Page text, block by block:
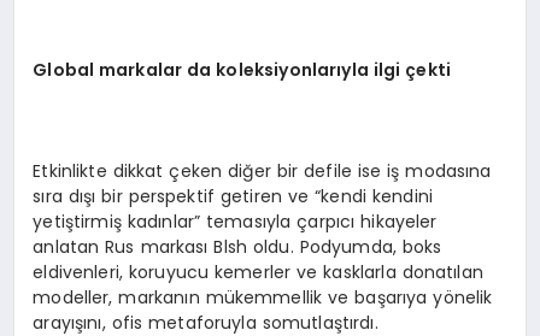
Global markalar da koleksiyonlarıyla ilgi çekti
Etkinlikte dikkat çeken diğer bir defile ise iş modasına
sıra dışı bir perspektif getiren ve “kendi kendini
yetiştirmiş kadınlar” temasıyla çarpıcı hikayeler
anlatan Rus markası Blsh oldu. Podyumda, boks
eldivenleri, koruyucu kemerler ve kasklarla donatılan
modeller, markanın mükemmellik ve başarıya yönelik
arayışını, ofis metaforuyla somutlaştırdı.